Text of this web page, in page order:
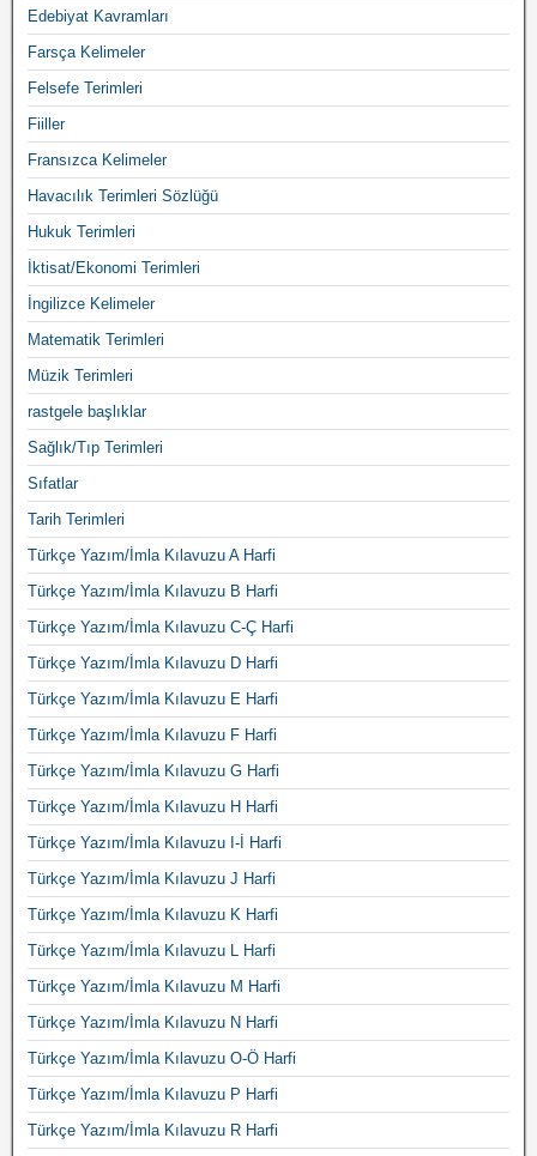
Edebiyat Kavramları
Farsça Kelimeler
Felsefe Terimleri
Fiiller
Fransızca Kelimeler
Havacılık Terimleri Sözlüğü
Hukuk Terimleri
İktisat/Ekonomi Terimleri
İngilizce Kelimeler
Matematik Terimleri
Müzik Terimleri
rastgele başlıklar
Sağlık/Tıp Terimleri
Sıfatlar
Tarih Terimleri
Türkçe Yazım/İmla Kılavuzu A Harfi
Türkçe Yazım/İmla Kılavuzu B Harfi
Türkçe Yazım/İmla Kılavuzu C-Ç Harfi
Türkçe Yazım/İmla Kılavuzu D Harfi
Türkçe Yazım/İmla Kılavuzu E Harfi
Türkçe Yazım/İmla Kılavuzu F Harfi
Türkçe Yazım/İmla Kılavuzu G Harfi
Türkçe Yazım/İmla Kılavuzu H Harfi
Türkçe Yazım/İmla Kılavuzu I-İ Harfi
Türkçe Yazım/İmla Kılavuzu J Harfi
Türkçe Yazım/İmla Kılavuzu K Harfi
Türkçe Yazım/İmla Kılavuzu L Harfi
Türkçe Yazım/İmla Kılavuzu M Harfi
Türkçe Yazım/İmla Kılavuzu N Harfi
Türkçe Yazım/İmla Kılavuzu O-Ö Harfi
Türkçe Yazım/İmla Kılavuzu P Harfi
Türkçe Yazım/İmla Kılavuzu R Harfi